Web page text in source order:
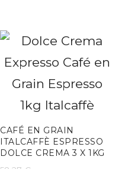
CAFÉ EN GRAIN
ITALCAFFÈ ESPRESSO
DOLCE CREMA 3 X 1KG